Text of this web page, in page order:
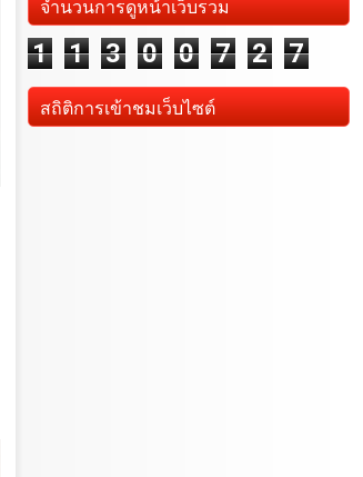
จำนวนการดูหน้าเว็บรวม
1 1 3 0 0 7 2 7
สถิติการเข้าชมเว็บไซต์